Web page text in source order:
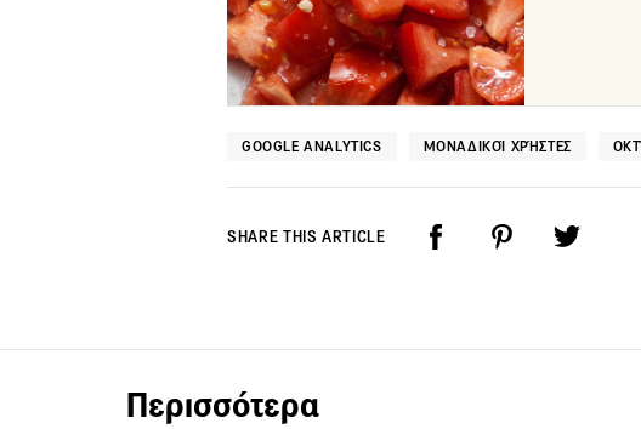
GOOGLE ANALYTICS ΜΟΝΑΔΙΚΟΊ ΧΡΉΣΤΕΣ
SHARE THIS ARTICLE
Περισσότερα